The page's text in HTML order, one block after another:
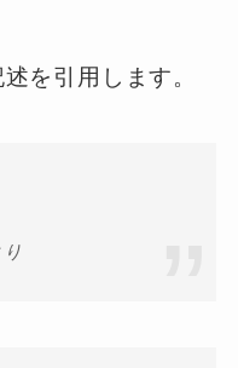
を引用します。
り